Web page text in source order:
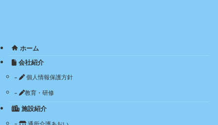
ホーム
会社紹介
個人情報保護方針
教育・研修
施設紹介